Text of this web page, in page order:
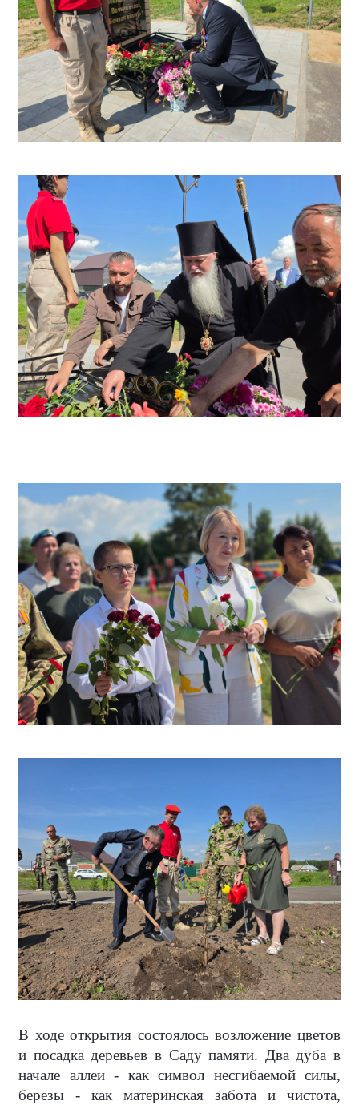
В ходе открытия состоялось возложение цветов
и посадка деревьев в Саду памяти. Два дуба в
начале аллеи - как символ несгибаемой силы,
березы - как материнская забота и чистота,